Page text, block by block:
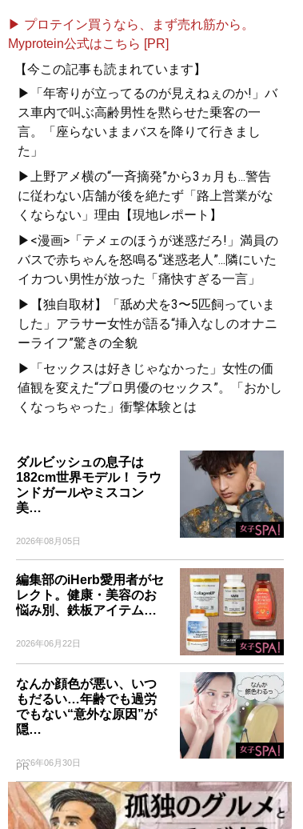
▶ プロテイン買うなら、まず売れ筋から。
Myprotein公式はこちら [PR]
【今この記事も読まれています】
▶「年寄りが立ってるのが見えねぇのか!」バ
ス車内で叫ぶ高齢男性を黙らせた乗客の一
言。「座らないままバスを降りて行きまし
た」
▶上野アメ横の“一斉摘発”から3ヵ月も...警告
に従わない店舗が後を絶たず「路上営業がな
くならない」理由【現地レポート】
▶<漫画>「テメェのほうが迷惑だろ!」満員の
バスで赤ちゃんを怒鳴る“迷惑老人”...隣にいた
イカつい男性が放った「痛快すぎる一言」
▶【独自取材】「舐め犬を3〜5匹飼っていま
した」アラサー女性が語る“挿入なしのオナニ
ーライフ”驚きの全貌
▶「セックスは好きじゃなかった」女性の価
値観を変えた“プロ男優のセックス”。「おかし
くなっちゃった」衝撃体験とは
ダルビッシュの息子は
182cm世界モデル！ ラウ
ンドガールやミスコン
美…
2026年08月05日
編集部のiHerb愛用者がセ
レクト。健康・美容のお
悩み別、鉄板アイテム…
2026年06月22日
なんか顔色が悪い、いつ
もだるい…年齢でも過労
でもない“意外な原因”が
隠…
2026年06月30日
PR